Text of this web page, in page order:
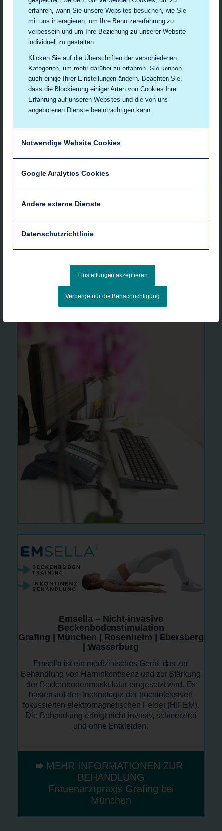
erfahren, wann Sie unsere Websites besuchen, wie Sie
mit uns interagieren, um Ihre Benutzererfahrung zu
verbessern und um Ihre Beziehung zu unserer Website
individuell zu gestalten.
Klicken Sie auf die Überschriften der verschiedenen
Kategorien, um mehr darüber zu erfahren. Sie können
auch einige Ihrer Einstellungen ändern. Beachten Sie,
dass die Blockierung einiger Arten von Cookies Ihre
Erfahrung auf unseren Websites und die von uns
angebotenen Dienste beeinträchtigen kann.
Notwendige Website Cookies
Google Analytics Cookies
Andere externe Dienste
Datenschutzrichtlinie
Einstellungen akzeptieren
Verberge nur die Benachrichtigung
➜ Individuelle Beratung
➜ Pflanzliche Therapieoptionen
➜ Hormonelle Behandlung
➜ Linderung von Beschwerden
➜ Ganzheitliche Betreuung
Mehr Informationen
➜ Vitamin D- und Selen-Analyse
➜ Individuelle Beratung und Analyse
Mehr Informationen
Emsella – Nicht-invasive
Beckenbodenstimulation
Grafing | München | Rosenheim | Ebersberg
| Wasserburg
Emsella ist ein medizinisches Gerät, das zur
Behandlung von Harninkontinenz und zur Stärkung
der Beckenbodenmuskulatur eingesetzt wird. Es
basiert auf der Technologie der hochintensiven
fokussierten elektromagnetischen Felder (HIFEM).
Die Behandlung erfolgt nicht-invasiv, schmerzfrei
und ohne Entkleiden.
MEHR INFORMATIONEN ZUR
BEHANDLUNG
Frauenarztpraxis Grafing bei
München